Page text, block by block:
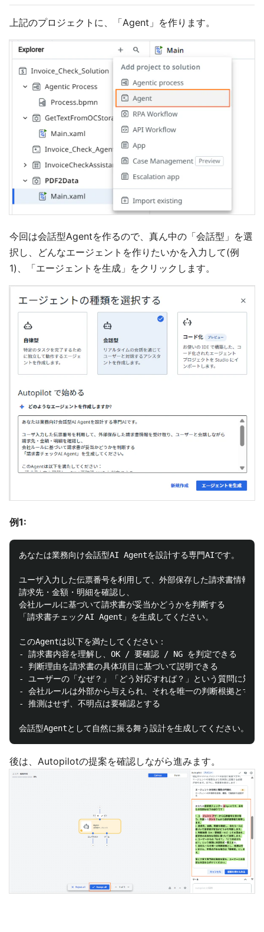
上記のプロジェクトに、「Agent」を作ります。
今回は会話型Agentを作るので、真ん中の「会話型」を選
択し、どんなエージェントを作りたいかを入力して(例
1)、「エージェントを生成」をクリックします。
例1:
あなたは業務向け会話型AI Agentを設計する専門AIです。
ユーザ入力した伝票番号を利用して、外部保存した請求書情報を
請求先・金額・明細を確認し、
会社ルールに基づいて請求書が妥当かどうかを判断する
「請求書チェックAI Agent」を生成してください。
このAgentは以下を満たしてください：
- 請求書内容を理解し、OK / 要確認 / NG を判定できる
- 判断理由を請求書の具体項目に基づいて説明できる
- ユーザーの「なぜ？」「どう対応すれば？」という質問に対話
- 会社ルールは外部から与えられ、それを唯一の判断根拠とする
- 推測はせず、不明点は要確認とする
後は、Autopilotの提案を確認しながら進みます。